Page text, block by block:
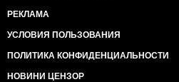
РЕКЛАМА
УСЛОВИЯ ПОЛЬЗОВАНИЯ
ПОЛИТИКА КОНФИДЕНЦИАЛЬНОСТИ
НОВИНИ ЦЕНЗОР